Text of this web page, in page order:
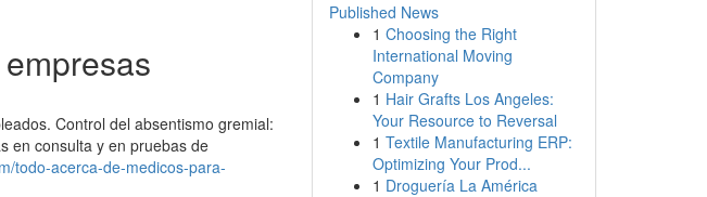
Control del absentismo gremial:
en consulta y en pruebas de
todo-acerca-de-medicos-para-
Published News
1 Choosing the Right
International Moving
Company
1 Hair Grafts Los Angeles:
Your Resource to Reversal
1 Textile Manufacturing ERP:
Optimizing Your Prod...
1 Droguería La América